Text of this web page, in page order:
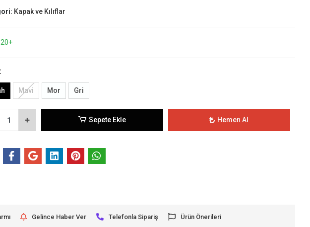
Kapak ve Kılıflar
20+
Mavi Mor Gri
Sepete Ekle Hemen Al
Gelince Haber Ver Telefonla Sipariş Ürün Önerileri